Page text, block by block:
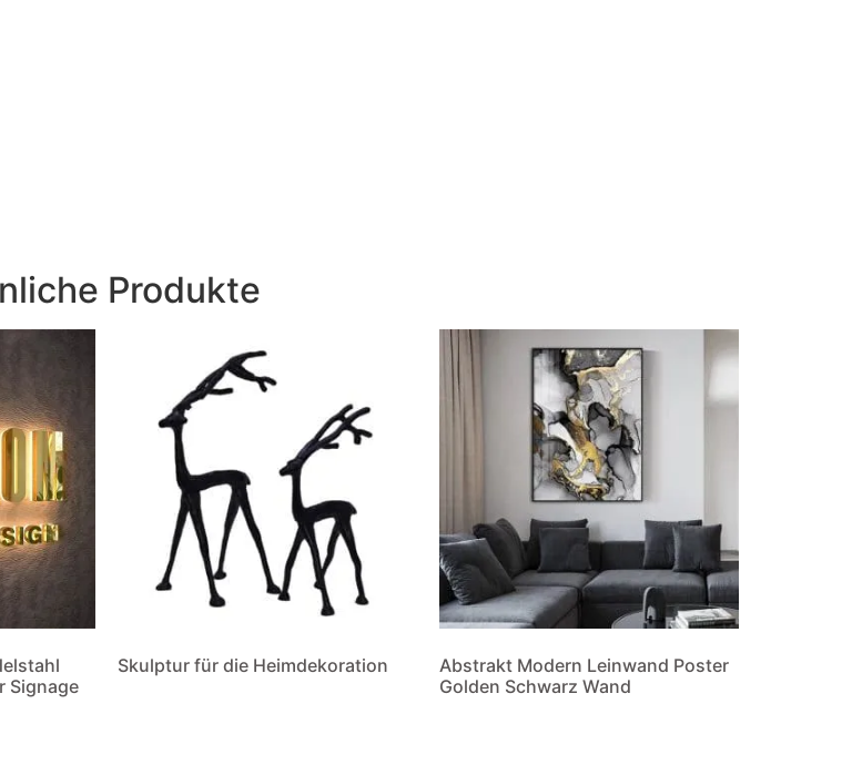
Produkte
Signage
Skulptur für die Heimdekoration
Abstrakt Modern Leinwand Poster
Golden Schwarz Wand